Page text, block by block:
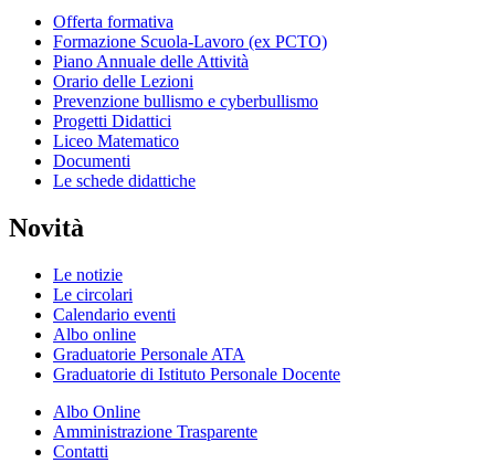
Offerta formativa
Formazione Scuola-Lavoro (ex PCTO)
Piano Annuale delle Attività
Orario delle Lezioni
Prevenzione bullismo e cyberbullismo
Progetti Didattici
Liceo Matematico
Documenti
Le schede didattiche
Novità
Le notizie
Le circolari
Calendario eventi
Albo online
Graduatorie Personale ATA
Graduatorie di Istituto Personale Docente
Albo Online
Amministrazione Trasparente
Contatti